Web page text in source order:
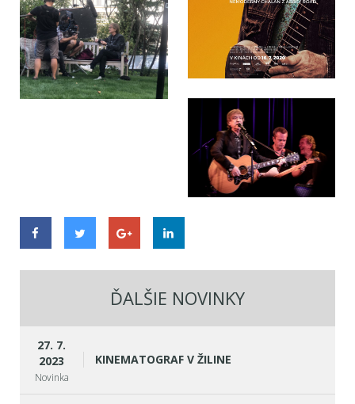
ĎALŠIE NOVINKY
27. 7.
2023
Novinka
KINEMATOGRAF V ŽILINE